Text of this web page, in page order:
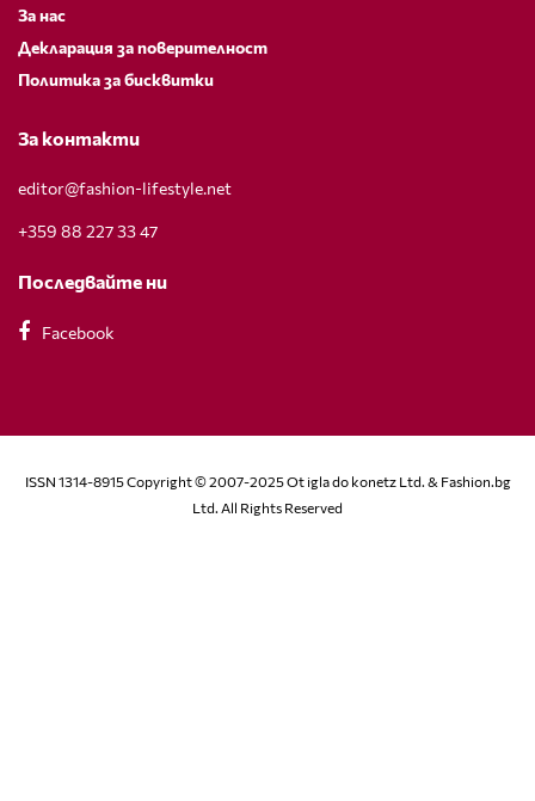
За нас
Декларация за поверителност
Политика за бисквитки
За контакти
editor@fashion-lifestyle.net
+359 88 227 33 47
Последвайте ни
Facebook
ISSN 1314-8915 Copyright © 2007-2025 Ot igla do konetz Ltd. & Fashion.bg
Ltd. All Rights Reserved